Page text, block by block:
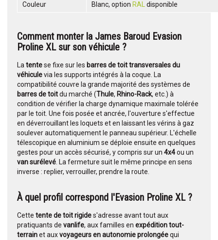
Couleur Blanc, option RAL disponible
Comment monter la James Baroud Evasion
Proline XL sur son véhicule ?
La tentese fixe sur les barres de toit transversales du
véhiculevia les supports intégrés à la coque. La
compatibilité couvre la grande majorité des systèmes de
barres de toitdu marché (Thule, Rhino-Rack, etc.) à
condition de vérifier la charge dynamique maximale tolérée
par le toit. Une fois posée et ancrée, l'ouverture s'effectue
en déverrouillant les loquets et en laissant les vérins à gaz
soulever automatiquement le panneau supérieur. L'échelle
télescopique en aluminium se déploie ensuite en quelques
gestes pour un accès sécurisé, y compris sur un 4x4ou un
van surélevé . La fermeture suit le même principe en sens
inverse : replier, verrouiller, prendre la route.
À quel profil correspond l'Evasion Proline XL ?
Cette tente de toit rigides'adresse avant tout aux
pratiquants de vanlife, aux familles en expédition tout-
terrainet auxvoyageurs en autonomie prolongéequi